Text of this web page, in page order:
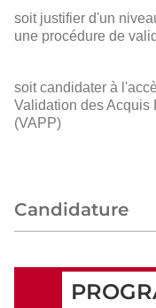
soit justifier d'un
une procédure de
soit candidater à
Validation des Acquis
(VAPP)
Candidature